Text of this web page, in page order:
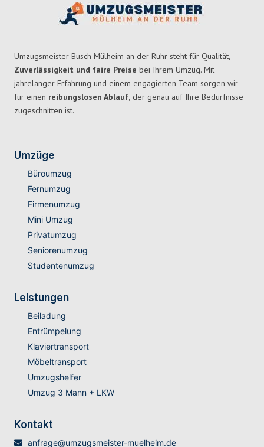
Umzugsmeister Busch Mülheim an der Ruhr steht für Qualität,
Zuverlässigkeit und faire Preise bei Ihrem Umzug. Mit
jahrelanger Erfahrung und einem engagierten Team sorgen wir
für einen reibungslosen Ablauf, der genau auf Ihre Bedürfnisse
zugeschnitten ist.
Umzüge
Büroumzug
Fernumzug
Firmenumzug
Mini Umzug
Privatumzug
Seniorenumzug
Studentenumzug
Leistungen
Beiladung
Entrümpelung
Klaviertransport
Möbeltransport
Umzugshelfer
Umzug 3 Mann + LKW
Kontakt
anfrage@umzugsmeister-muelheim.de